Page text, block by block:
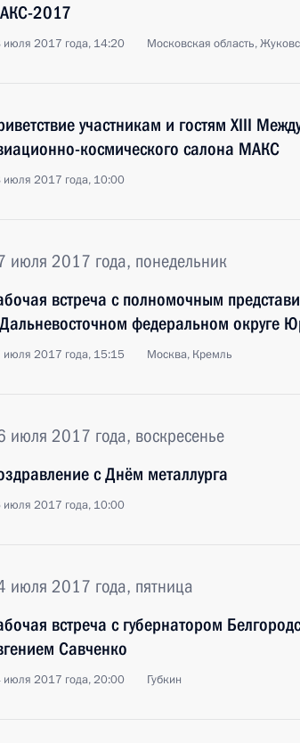
2017
июля 2017 года, 14:20 Московская область,
участникам и гостям XIII
космического салона МАКС
июля 2017 года, 10:00
июля 2017 года, понедельник
встреча с полномочным
федеральном округе
июля 2017 года, 15:15 Москва, Кремль
июля 2017 года, воскресенье
с Днём металлурга
июля 2017 года, 10:00
июля 2017 года, пятница
встреча с губернатором
Савченко
июля 2017 года, 20:00 Губкин